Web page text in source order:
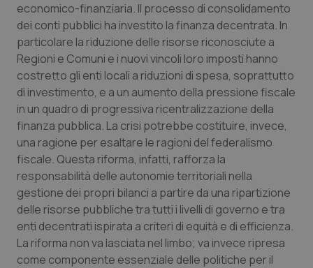
economico-finanziaria. Il processo di consolidamento
dei conti pubblici ha investito la finanza decentrata. In
particolare la riduzione delle risorse riconosciute a
Regioni e Comuni e i nuovi vincoli loro imposti hanno
costretto gli enti locali a riduzioni di spesa, soprattutto
di investimento, e a un aumento della pressione fiscale
in un quadro di progressiva ricentralizzazione della
finanza pubblica. La crisi potrebbe costituire, invece,
una ragione per esaltare le ragioni del federalismo
fiscale. Questa riforma, infatti, rafforza la
responsabilità delle autonomie territoriali nella
gestione dei propri bilanci a partire da una ripartizione
delle risorse pubbliche tra tutti i livelli di governo e tra
enti decentrati ispirata a criteri di equità e di efficienza.
La riforma non va lasciata nel limbo; va invece ripresa
come componente essenziale delle politiche per il